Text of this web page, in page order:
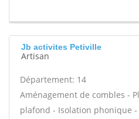
Jb activites Petiville
Artisan
Département: 14
Aménagement de combles -
plafond - Isolation phonique